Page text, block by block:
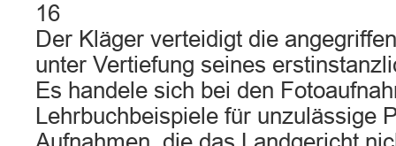
16
Der Kläger verteidigt die
unter Vertiefung seines
Es handele sich bei den
Lehrbuchbeispiele für unzulässige